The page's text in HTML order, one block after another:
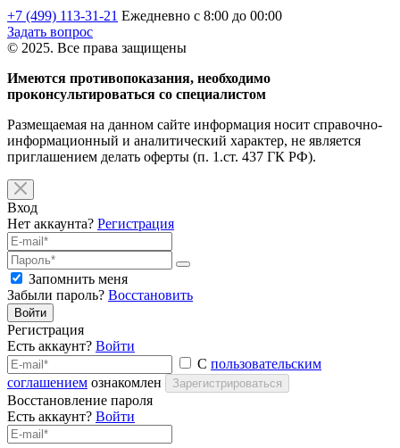
+7 (499) 113-31-21 Ежедневно с 8:00 до 00:00
Задать вопрос
© 2025. Все права защищены
Имеются противопоказания, необходимо
проконсультироваться со специалистом
Размещаемая на данном сайте информация носит справочно-
информационный и аналитический характер, не является
приглашением делать оферты (п. 1.ст. 437 ГК РФ).
Вход
Нет аккаунта? Регистрация
Запомнить меня
Забыли пароль? Восстановить
Войти
Регистрация
Есть аккаунт? Войти
С пользовательским
соглашением ознакомлен Зарегистрироваться
Восстановление пароля
Есть аккаунт? Войти